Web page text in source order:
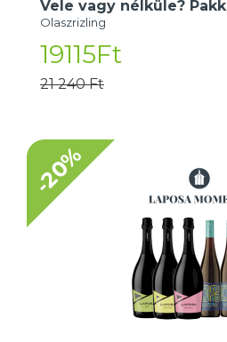
Vele vagy nélküle? Pakk
Olaszrizling
19115Ft
21 240 Ft
-20%